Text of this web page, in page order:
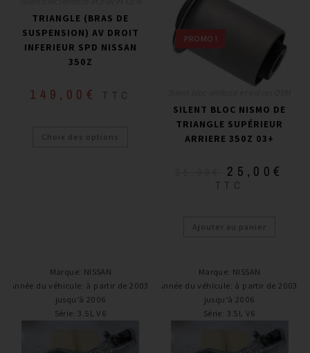
TRIANGLE (BRAS DE
SUSPENSION) AV DROIT
INFERIEUR SPD NISSAN
350Z
149,00 € TTC
Choix des options
PROMO !
SILENT BLOC NISMO DE
TRIANGLE SUPÉRIEUR
ARRIERE 350Z 03+
25,00€
TTC
Ajouter au panier
Marque: NISSAN
Année du véhicule: à partir de 2003,
jusqu’à 2006
Série: 3.5L V6
Marque: NISSAN
Année du véhicule: à partir de 2003,
jusqu’à 2006
Série: 3.5L V6